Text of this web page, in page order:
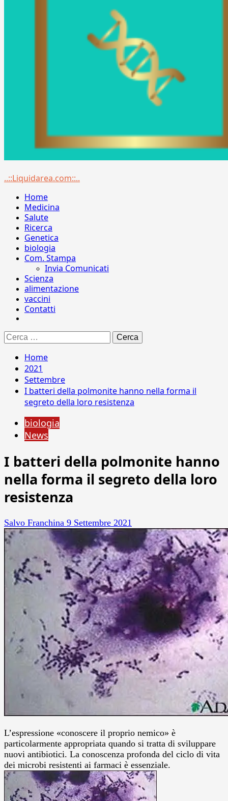
Menu
..::Liquidarea.com::..
Home
Medicina
Salute
Ricerca
Genetica
biologia
Com. Stampa
Invia Comunicati
Scienza
alimentazione
vaccini
Contatti
Ricerca
per:
Home
2021
Settembre
I batteri della polmonite hanno nella forma il
segreto della loro resistenza
biologia
News
I batteri della polmonite hanno
nella forma il segreto della loro
resistenza
Salvo Franchina 9 Settembre 2021
L’espressione «conoscere il proprio nemico» è
particolarmente appropriata quando si tratta di sviluppare
nuovi antibiotici. La conoscenza profonda del ciclo di vita
dei microbi resistenti ai farmaci è essenziale.